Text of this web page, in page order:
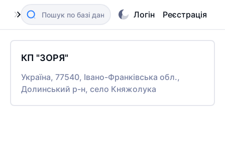
Логін Реєстрація
КП "ЗОРЯ"
Україна, 77540, Івано-Франківська обл.,
Долинський р-н, село Княжолука